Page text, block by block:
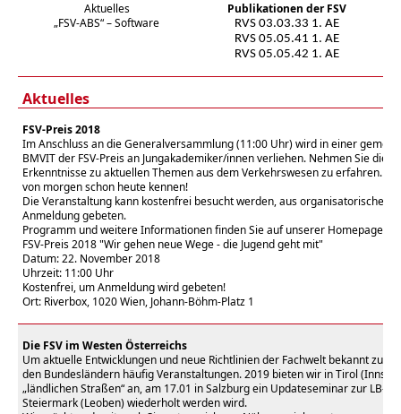
Aktuelles
Publikationen der FSV
„FSV-ABS“ – Software
RVS 03.03.33 1. AE
RVS 05.05.41 1. AE
RVS 05.05.42 1. AE
Aktuelles
FSV-Preis 2018
Im Anschluss an die Generalversammlung (11:00 Uhr) wird in einer
BMVIT der FSV-Preis an Jungakademiker/innen verliehen. Nehmen Sie die
Erkenntnisse zu aktuellen Themen aus dem Verkehrswesen zu erfahren.
von morgen schon heute kennen!
Die Veranstaltung kann kostenfrei besucht werden, aus organisatorischen
Anmeldung gebeten.
Programm und weitere Informationen finden Sie auf unserer Homepage
FSV-Preis 2018 "Wir gehen neue Wege - die Jugend geht mit"
Datum: 22. November 2018
Uhrzeit: 11:00 Uhr
Kostenfrei, um Anmeldung wird gebeten!
Ort: Riverbox, 1020 Wien, Johann-Böhm-Platz 1
Die FSV im Westen Österreichs
Um aktuelle Entwicklungen und neue Richtlinien der Fachwelt bekannt zu
den Bundesländern häufig Veranstaltungen. 2019 bieten wir in Tirol
„ländlichen Straßen“ an, am 17.01 in Salzburg ein Updateseminar zur LB-
Steiermark (Leoben) wiederholt werden wird.